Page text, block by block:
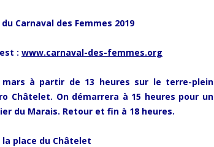
Carnaval des Femmes 2019
: www.carnaval-des-femmes.org
à partir de 13 heures sur le terre-plein
Châtelet. On démarrera à 15 heures pour un
du Marais. Retour et fin à 18 heures.
la place du Châtelet